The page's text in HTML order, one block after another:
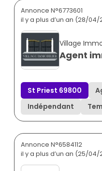
Annonce N°6773601
il y a plus d’un an (28/04/
Village
Agent
St Priest 69800
Indépendant
Annonce N°6584112
il y a plus d’un an (25/04/